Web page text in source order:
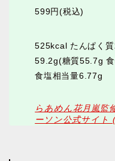
599円(税込)
525kcal たんぱく
59.2g(糖質55.7g
食塩相当量6.77g
らあめん花月嵐
ーソン公式サイト